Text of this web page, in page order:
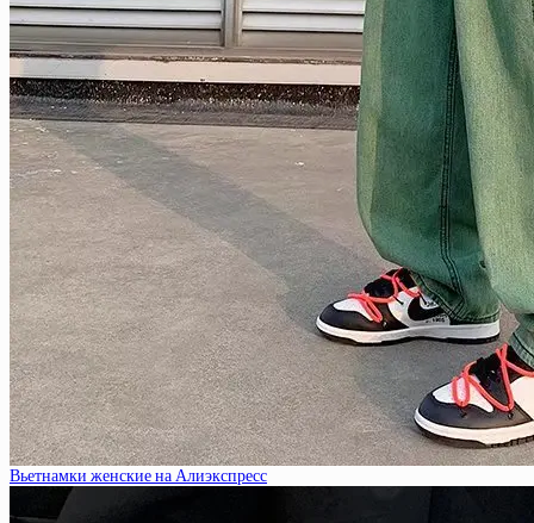
Вьетнамки женские на Алиэкспресс